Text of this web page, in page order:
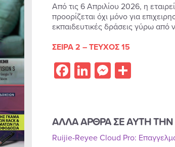
Από τις 6 Απριλίου 2026, η
προορίζεται όχι μόνο για
εκπαιδευτικές δράσεις γύρω από
ΣΕΙΡΑ 2 – ΤΕΥΧΟΣ 15
Facebook
LinkedInShare
ΑΛΛΑ ΑΡΘΡΑ ΣΕ ΑΥΤΗ ΤΗΝ
Ruijie-Reyee Cloud Pro: